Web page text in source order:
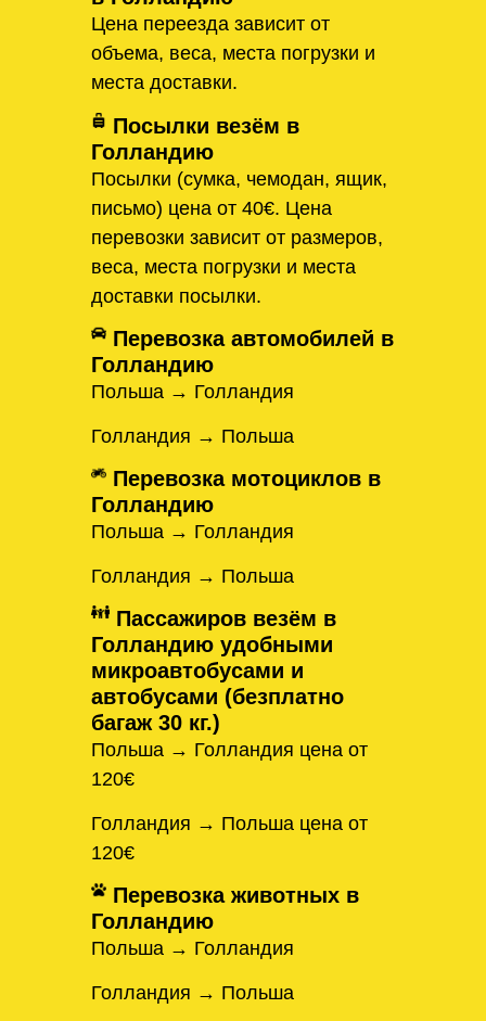
Цена переезда зависит от
объема, веса, места погрузки и
места доставки.
Посылки везём в
Голландию
Посылки (сумка, чемодан, ящик,
письмо) цена от 40€. Цена
перевозки зависит от размеров,
веса, места погрузки и места
доставки посылки.
Перевозка автомобилей в
Голландию
Польша → Голландия
Голландия → Польша
Перевозка мотоциклов в
Голландию
Польша → Голландия
Голландия → Польша
Пассажиров везём в
Голландию удобными
микроавтобусами и
автобусами (безплатно
багаж 30 кг.)
Польша → Голландия цена от
120€
Голландия → Польша цена от
120€
Перевозка животных в
Голландию
Польша → Голландия
Голландия → Польша